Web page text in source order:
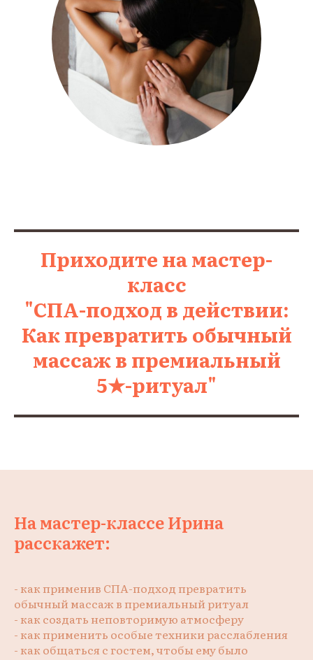
Приходите на мастер-
класс
"СПА-подход в действии:
Как превратить обычный
массаж в премиальный
5★-ритуал"
На мастер-классе Ирина
расскажет:
- как применив СПА-подход превратить
обычный массаж в премиальный ритуал
- как создать неповторимую атмосферу
- как применить особые техники расслабления
- как общаться с гостем, чтобы ему было